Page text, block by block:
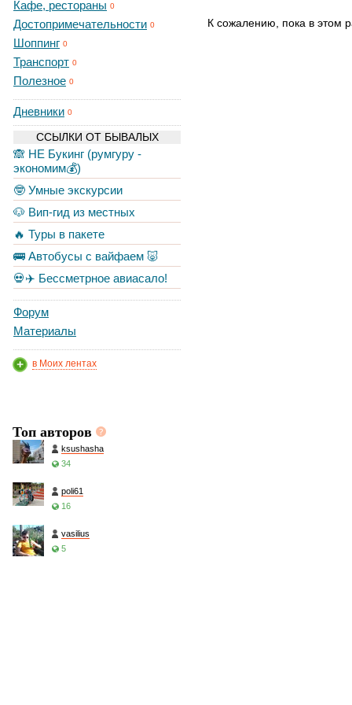
Кафе, рестораны 0
Достопримечательности 0
Шоппинг 0
Транспорт 0
Полезное 0
Дневники 0
ССЫЛКИ ОТ БЫВАЛЫХ
🙈 НЕ Букинг (румгуру -
экономим💰)
🤓 Умные экскурсии
🐶 Вип-гид из местных
🔥 Туры в пакете
🚌 Автобусы с вайфаем 🐷
💀✈️ Бессметрное авиасало!
Форум
Материалы
в Моих лентах
Топ авторов
ksushasha
34
poli61
16
vasilius
5
К сожалению, пока в этом